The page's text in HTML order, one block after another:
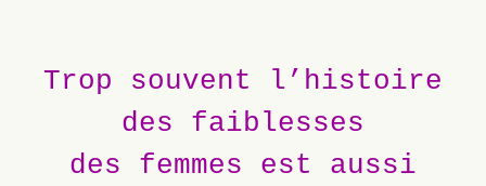
Trop souvent l’histoire
des faiblesses
des femmes est aussi